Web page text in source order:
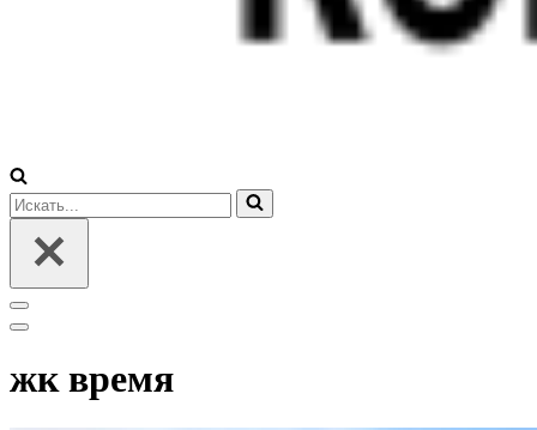
Искать...
Меню
навигации
Меню
жк время